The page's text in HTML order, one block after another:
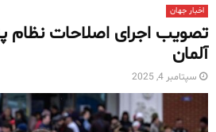
اخبار جهان
تصویب اجرای اصلاحات نظام
آلمان
سپتامبر 4, 2025